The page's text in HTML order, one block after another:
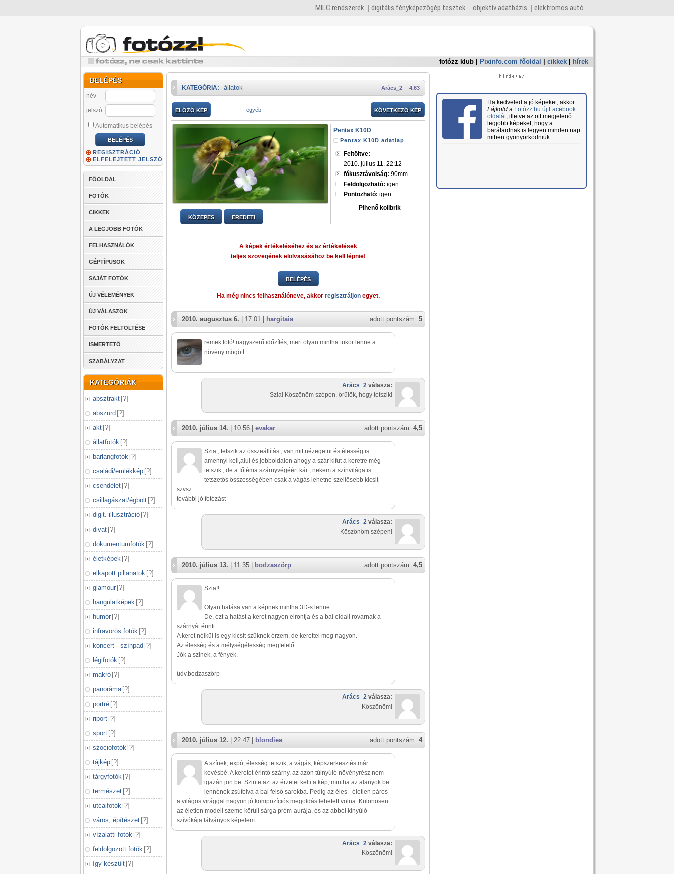
MILC rendszerek digitális fényképezőgép tesztek objektív adatbázis elektromos autó
fotózz klub Pixinfo.com főoldal cikkek hírek
BELÉPÉS
név
jelszó
Automatikus belépés
REGISZTRÁCIÓ
ELFELEJTETT JELSZÓ
FŐOLDAL
FOTÓK
CIKKEK
A LEGJOBB FOTÓK
FELHASZNÁLÓK
GÉPTÍPUSOK
SAJÁT FOTÓK
ÚJ VÉLEMÉNYEK
ÚJ VÁLASZOK
FOTÓK FELTÖLTÉSE
ISMERTETŐ
SZABÁLYZAT
KATEGÓRIÁK
absztrakt [?]
abszurd [?]
akt [?]
állatfotók [?]
barlangfotók [?]
családi/emlékkép [?]
csendélet [?]
csillagászat/égbolt [?]
digit. illusztráció [?]
divat [?]
dokumentumfotók [?]
életképek [?]
elkapott pillanatok [?]
glamour [?]
hangulatképek [?]
humor [?]
infravörös fotók [?]
koncert - színpad [?]
légifotók [?]
makró [?]
panoráma [?]
portré [?]
riport [?]
sport [?]
szociofotók [?]
tájkép [?]
tárgyfotók [?]
természet [?]
utcaifotók [?]
város, építészet [?]
vízalatti fotók [?]
feldolgozott fotók [?]
így készült [?]
4,63
Arács_2
KATEGÓRIA: állatok
ELŐZŐ KÉP | | egyéb KÖVETKEZŐ KÉP
KÖZEPES EREDETI
Pentax K10D
Pentax K10D adatlap
Feltöltve:
2010. július 11. 22:12
fókusztávolság: 90mm
Feldolgozható: igen
Pontozható: igen
Pihenő kolibrik
A képek értékeléséhez és az értékelések
teljes szövegének elolvasásához be kell lépnie!
BELÉPÉS
Ha még nincs felhasználóneve, akkor regisztráljon egyet.
adott pontszám: 5
2010. augusztus 6. | 17:01 | hargitaia
remek fotó! nagyszerű időzítés, mert olyan mintha tükör lenne a
növény mögött.
Arács_2 válasza:
Szia! Köszönöm szépen, örülök, hogy tetszik!
adott pontszám: 4,5
2010. július 14. | 10:56 | evakar
Szia , tetszik az összeállítás , van mit nézegetni és élesség is
amennyi kell,alul és jobboldalon ahogy a szár kifut a keretre még
tetszik , de a főtéma szárnyvégéért kár , nekem a színvilága is
tetszetős összességében csak a vágás lehetne szellősebb kicsit
szvsz.
további jó fotózást
Arács_2 válasza:
Köszönöm szépen!
adott pontszám: 4,5
2010. július 13. | 11:35 | bodzaszörp
Szia!!
Olyan hatása van a képnek mintha 3D-s lenne.
De, ezt a hatást a keret nagyon elrontja és a bal oldali rovarnak a
szárnyát érinti.
A keret nélkül is egy kicsit szűknek érzem, de kerettel meg nagyon.
Az élesség és a mélységélesség megfelelő.
Jók a szinek, a fények.
üdv.bodzaszörp
Arács_2 válasza:
Köszönöm!
adott pontszám: 4
2010. július 12. | 22:47 | blondiea
A színek, expó, élesség tetszik, a vágás, képszerkesztés már
kevésbé. A keretet érintő szárny, az azon túlnyúló növényrész nem
igazán jön be. Szinte azt az érzetet kelti a kép, mintha az alanyok be
lennének zsúfolva a bal felső sarokba. Pedig az éles - életlen páros
a világos virággal nagyon jó kompozíciós megoldás lehetett volna. Különösen
az életlen modell szeme körüli sárga prém-aurája, és az abból kinyúló
szívókája látványos képelem.
Arács_2 válasza:
Köszönöm!
Ha kedveled a jó képeket, akkor
Lájkolda Fotózz.hu új Facebook
oldalát, illetve az ott megjelenő
legjobb képeket, hogy a
barátaidnak is legyen minden nap
miben gyönyörködniük.